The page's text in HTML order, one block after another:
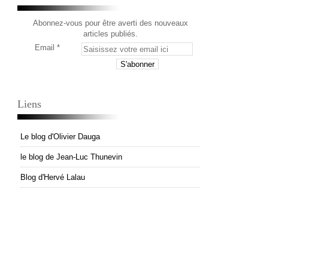
Abonnez-vous pour être averti des nouveaux
articles publiés.
Email
Liens
Le blog d'Olivier Dauga
le blog de Jean-Luc Thunevin
Blog d'Hervé Lalau